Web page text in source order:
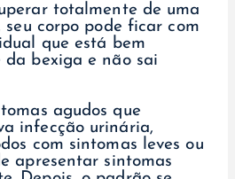
totalmente de uma
corpo pode ficar com
que está bem
bexiga e não sai
agudos que
infecção urinária,
com sintomas leves ou
apresentar sintomas